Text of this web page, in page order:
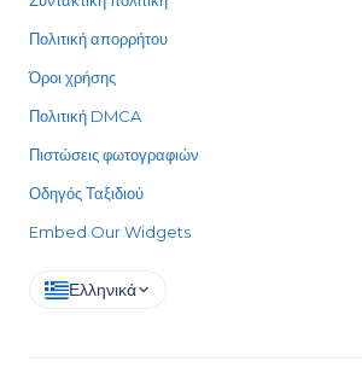
Πολιτική απορρήτου
Όροι χρήσης
Πολιτική DMCA
Πιστώσεις φωτογραφιών
Οδηγός Ταξιδιού
Embed Our Widgets
Ελληνικά